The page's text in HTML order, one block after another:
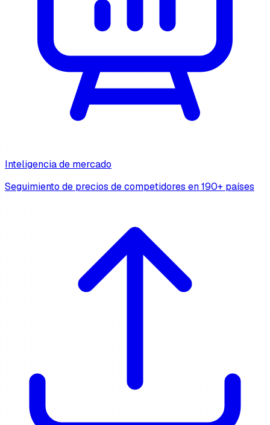
Inteligencia de mercado
Seguimiento de precios de competidores en 190+ países